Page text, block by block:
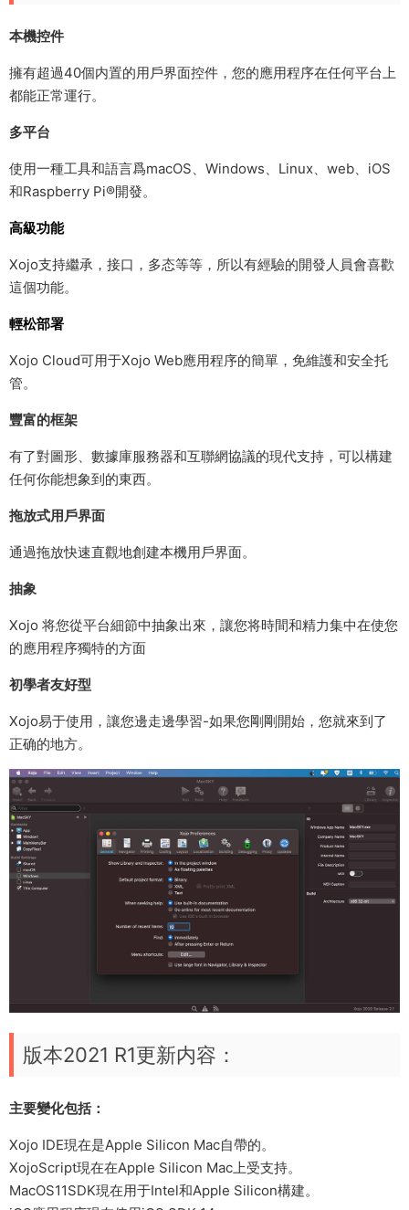
本機控件
擁有超過40個内置的用戶界面控件，您的應用程序在任何平台上
都能正常運行。
多平台
使用一種工具和語言爲macOS、Windows、Linux、web、iOS
和Raspberry Pi®開發。
高級功能
Xojo支持繼承，接口，多态等等，所以有經驗的開發人員會喜歡
這個功能。
輕松部署
Xojo Cloud可用于Xojo Web應用程序的簡單，免維護和安全托
管。
豐富的框架
有了對圖形、數據庫服務器和互聯網協議的現代支持，可以構建
任何你能想象到的東西。
拖放式用戶界面
通過拖放快速直觀地創建本機用戶界面。
抽象
Xojo 将您從平台細節中抽象出來，讓您将時間和精力集中在使您
的應用程序獨特的方面
初學者友好型
Xojo易于使用，讓您邊走邊學習-如果您剛剛開始，您就來到了
正确的地方。
版本2021 R1更新内容：
主要變化包括：
Xojo IDE現在是Apple Silicon Mac自帶的。
XojoScript現在在Apple Silicon Mac上受支持。
MacOS11SDK現在用于Intel和Apple Silicon構建。